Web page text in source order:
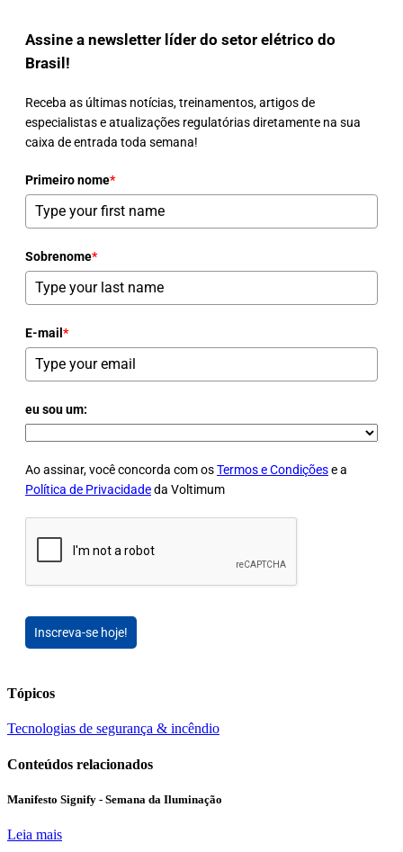
Assine a newsletter líder do setor elétrico do
Brasil!
Receba as últimas notícias, treinamentos, artigos de
especialistas e atualizações regulatórias diretamente na sua
caixa de entrada toda semana!
Primeiro nome*
Sobrenome*
E-mail *
eu sou um:
Ao assinar, você concorda com osTermos e Condiçõese a
Política de Privacidadeda Voltimum
Inscreva-se hoje!
Tópicos
Tecnologias de segurança & incêndio
Conteúdos relacionados
Manifesto Signify - Semana da Iluminação
Leia mais